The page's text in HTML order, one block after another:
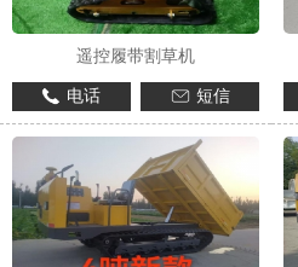
遥控履带割草机
电话 短信